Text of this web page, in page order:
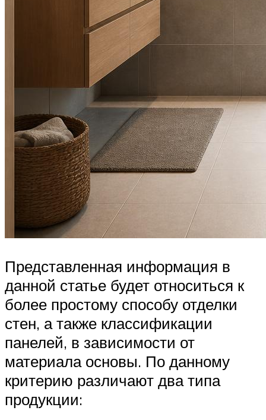
Представленная информация в
данной статье будет относиться к
более простому способу отделки
стен, а также классификации
панелей, в зависимости от
материала основы. По данному
критерию различают два типа
продукции: